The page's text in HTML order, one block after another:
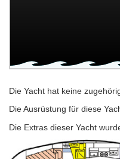
Die Yacht hat keine
Die Ausrüstung für diese
Die Extras dieser Yacht